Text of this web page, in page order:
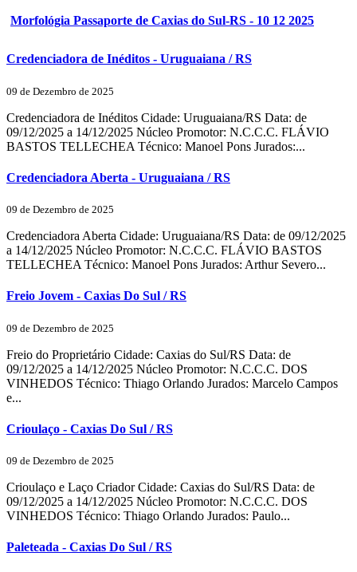
Morfológia Passaporte de Caxias do Sul-RS - 10 12 2025
Credenciadora de Inéditos - Uruguaiana / RS
09 de Dezembro de 2025
Credenciadora de Inéditos Cidade: Uruguaiana/RS Data: de
09/12/2025 a 14/12/2025 Núcleo Promotor: N.C.C.C. FLÁVIO
BASTOS TELLECHEA Técnico: Manoel Pons Jurados:...
Credenciadora Aberta - Uruguaiana / RS
09 de Dezembro de 2025
Credenciadora Aberta Cidade: Uruguaiana/RS Data: de 09/12/2025
a 14/12/2025 Núcleo Promotor: N.C.C.C. FLÁVIO BASTOS
TELLECHEA Técnico: Manoel Pons Jurados: Arthur Severo...
Freio Jovem - Caxias Do Sul / RS
09 de Dezembro de 2025
Freio do Proprietário Cidade: Caxias do Sul/RS Data: de
09/12/2025 a 14/12/2025 Núcleo Promotor: N.C.C.C. DOS
VINHEDOS Técnico: Thiago Orlando Jurados: Marcelo Campos
e...
Crioulaço - Caxias Do Sul / RS
09 de Dezembro de 2025
Crioulaço e Laço Criador Cidade: Caxias do Sul/RS Data: de
09/12/2025 a 14/12/2025 Núcleo Promotor: N.C.C.C. DOS
VINHEDOS Técnico: Thiago Orlando Jurados: Paulo...
Paleteada - Caxias Do Sul / RS